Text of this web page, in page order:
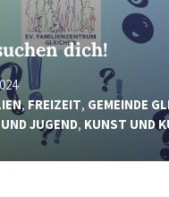
dich!
, FREIZEIT, GEMEINDE
JUGEND, KUNST UND